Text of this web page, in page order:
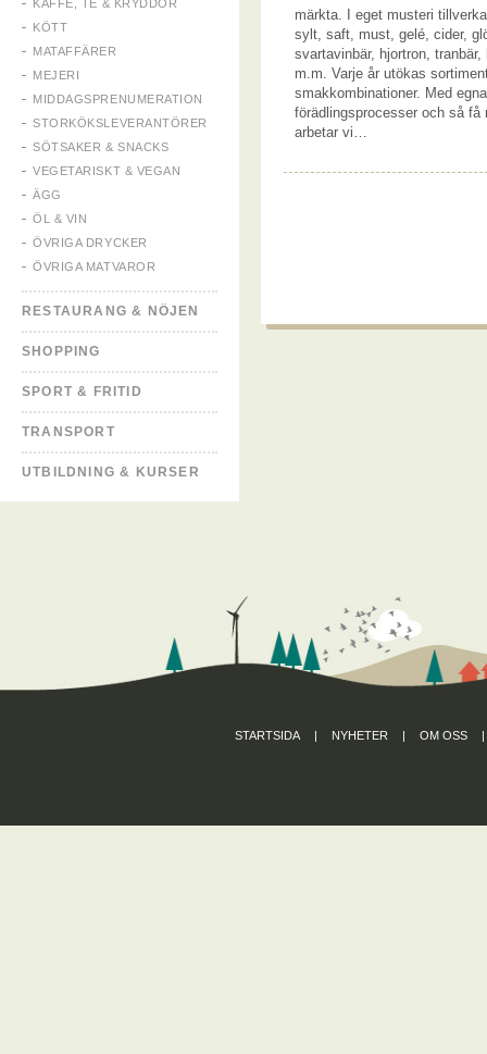
KAFFE, TE & KRYDDOR
KÖTT
MATAFFÄRER
MEJERI
MIDDAGSPRENUMERATION
STORKÖKSLEVERANTÖRER
SÖTSAKER & SNACKS
VEGETARISKT & VEGAN
ÄGG
ÖL & VIN
ÖVRIGA DRYCKER
ÖVRIGA MATVAROR
RESTAURANG & NÖJEN
SHOPPING
SPORT & FRITID
TRANSPORT
UTBILDNING & KURSER
märkta. I eget musteri
sylt, saft, must, gelé, cider,
svartavinbär, hjortron,
m.m. Varje år utökas
smakkombinationer. Med
förädlingsprocesser och så få
arbetar vi…
STARTSIDA | NYHETER | OM OSS |